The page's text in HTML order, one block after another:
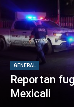
GENERAL
Reportan
Mexicali